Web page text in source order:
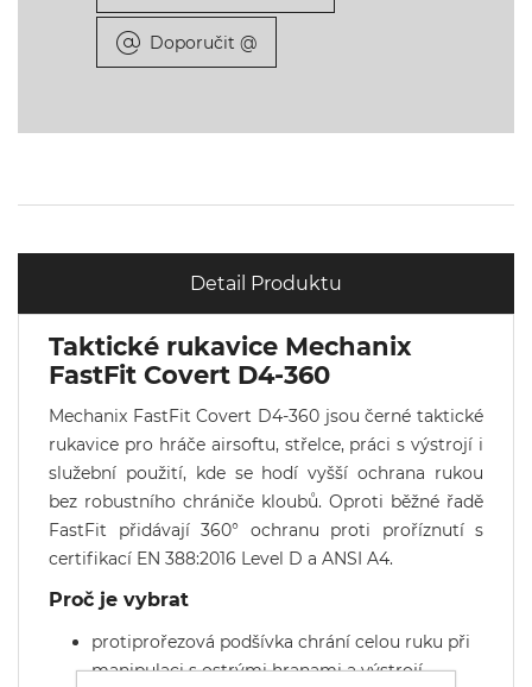
Doporučit @
Detail Produktu
Taktické rukavice Mechanix
FastFit Covert D4-360
Mechanix FastFit Covert D4-360 jsou černé taktické
rukavice pro hráče airsoftu, střelce, práci s výstrojí i
služební použití, kde se hodí vyšší ochrana rukou
bez robustního chrániče kloubů. Oproti běžné řadě
FastFit přidávají 360° ochranu proti proříznutí s
certifikací EN 388:2016 Level D a ANSI A4.
Proč je vybrat
protiprořezová podšívka chrání celou ruku při
manipulaci s ostrými hranami a výstrojí,